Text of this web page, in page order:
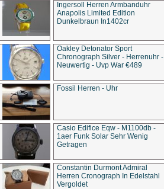
Ingersoll Herren Armbanduhr
Anapolis Limited Edition
Dunkelbraun In1402cr
Oakley Detonator Sport
Chronograph Silver - Herrenuhr -
Neuwertig - Uvp War €489
Fossil Herren - Uhr
Casio Edifice Eqw - M1100db -
1aer Funk Solar Sehr Wenig
Getragen
Constantin Durmont Admiral
Herren Cronograph In Edelstahl
Vergoldet